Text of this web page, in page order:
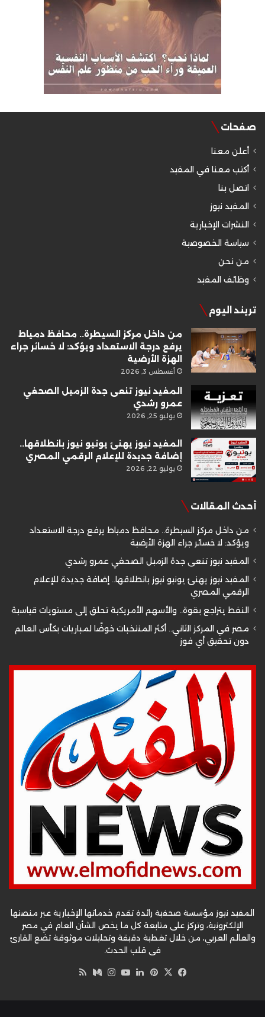
صفحات
أعلن معنا
أكتب معنا في المفيد
اتصل بنا
المفيد نيوز
النشرات الإخبارية
سياسة الخصوصية
من نحن
وظائف المفيد
تريند اليوم
من داخل مركز السيطرة.. محافظ دمياط
يرفع درجة الاستعداد ويؤكد: لا خسائر جراء
الهزة الأرضية
أغسطس 3, 2026
المفيد نيوز تنعى جدة الزميل الصحفي
عمرو رشدي
يوليو 25, 2026
المفيد نيوز يهنئ يونيو نيوز بانطلاقها..
إضافة جديدة للإعلام الرقمي المصري
يوليو 22, 2026
أحدث المقالات
من داخل مركز السيطرة.. محافظ دمياط يرفع درجة الاستعداد
ويؤكد: لا خسائر جراء الهزة الأرضية
المفيد نيوز تنعى جدة الزميل الصحفي عمرو رشدي
المفيد نيوز يهنئ يونيو نيوز بانطلاقها.. إضافة جديدة للإعلام
الرقمي المصري
النفط يتراجع بقوة.. والأسهم الأمريكية تحلق إلى مستويات قياسية
مصر في المركز الثاني.. أكثر المنتخبات خوضًا لمباريات بكأس العالم
دون تحقيق أي فوز
المفيد نيوز مؤسسة صحفية رائدة تقدم خدماتها الإخبارية عبر منصتها
الإلكترونية، وتركز على متابعة كل ما يخص الشأن العام في مصر
والعالم العربي، من خلال تغطية دقيقة وتحليلات موثوقة تضع القارئ
في قلب الحدث.
فيسبوك
‫X بينتيريست
لينكدإن‫YouTube
انستقرام
وسط